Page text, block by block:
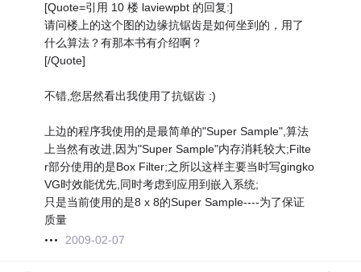
[Quote=引用 10 楼 laviewpbt 的回复:]
请问楼上的这个图的边缘抗锯齿是如何坐到的，用了
什么算法？有那本书有介绍啊？
[/Quote]
不错,您居然看出我使用了抗锯齿 :)
上边的程序我使用的是最简单的"Super Sample",算法
上当然有改进,因为"Super Sample"内存消耗较大;Filte
r部分使用的是Box Filter;之所以这样主要当时写gingko
VG时效能优先,同时考虑到应用到嵌入系统;
只是当前使用的是8 x 8的Super Sample----为了保证
质量
2009-02-07